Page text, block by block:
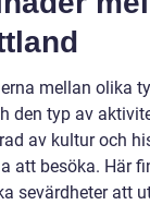
mellan olika
den typ av
av kultur och
att besöka. Här
sevärdheter att